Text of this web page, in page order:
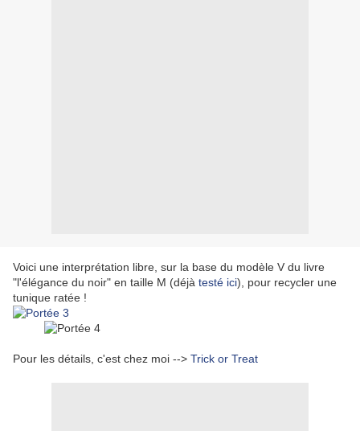
Voici une interprétation libre, sur la base du modèle V du livre
"l'élégance du noir" en taille M (déjà testé ici), pour recycler une
tunique ratée !
Pour les détails, c'est chez moi --> Trick or Treat